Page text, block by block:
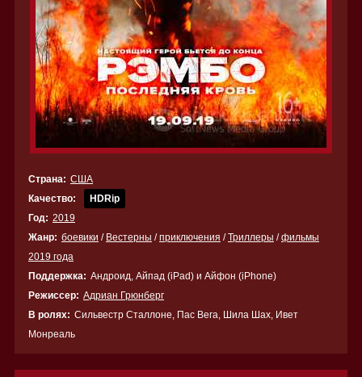
Страна: США
Качество:
HDRip
Год: 2019
Жанр: боевики / Вестерны /приключения /Триллеры /фильмы
2019 года
Поддержка: Андроид, Айпад (iPad) и Айфон (iPhone)
Режиссер: Адриан Грюнберг
В ролях: Сильвестр Сталлоне, Пас Вега, Шила Шах, Ивет
Монреаль